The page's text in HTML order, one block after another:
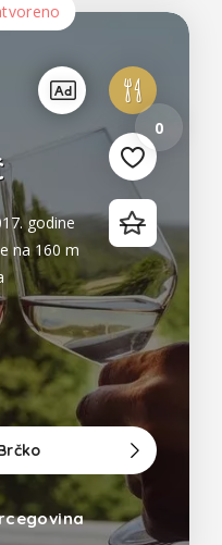
0
godine
na 160 m
da bi
a